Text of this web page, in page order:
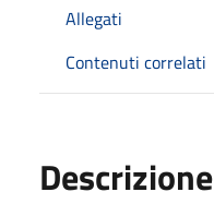
Allegati
Contenuti correlati
Descrizione